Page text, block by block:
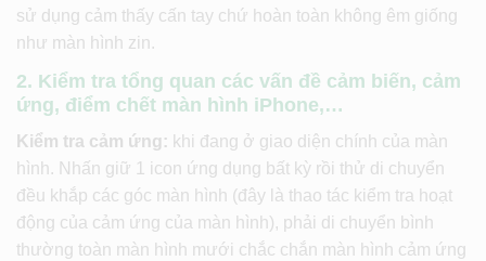
sử dụng cảm thấy cấn tay chứ hoàn toàn không êm giống
như màn hình zin.
2. Kiểm tra tổng quan các vấn đề cảm biến, cảm
ứng, điểm chết màn hình iPhone,…
Kiểm tra cảm ứng: khi đang ở giao diện chính của màn
hình. Nhấn giữ 1 icon ứng dụng bất kỳ rồi thử di chuyển
đều khắp các góc màn hình (đây là thao tác kiểm tra hoạt
động của cảm ứng của màn hình), phải di chuyển bình
thường toàn màn hình mưới chắc chắn màn hình cảm ứng